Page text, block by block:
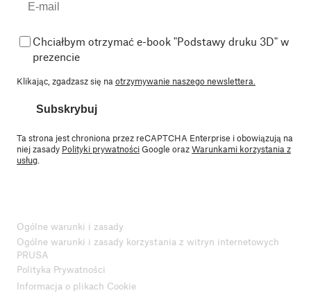
Chciałbym otrzymać e-book "Podstawy druku 3D" w
prezencie
Klikając, zgadzasz się na otrzymywanie naszego newslettera.
Subskrybuj
Ta strona jest chroniona przez reCAPTCHA Enterprise i obowiązują na
niej zasady Polityki prywatnościGoogle orazWarunkami korzystania z
usług
Ogólne warunki i zasady
Ogólne warunki i zasady korzystania z witryn internetowych
PRUSA
Polityka Prywatności
Informacja o plikach Cookie